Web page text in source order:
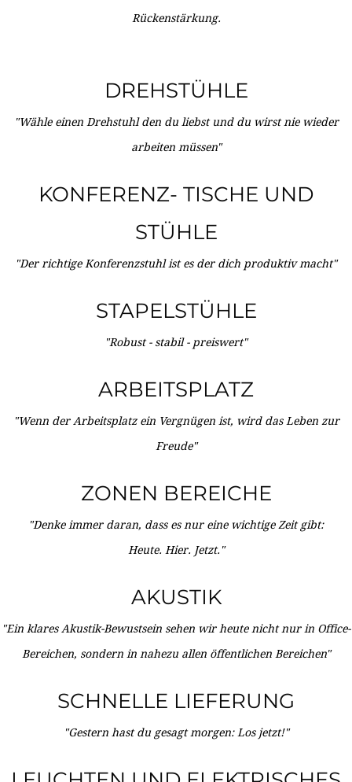
Rückenstärkung.
DREHSTÜHLE
"Wähle einen Drehstuhl den du liebst und du wirst nie wieder
arbeiten müssen"
KONFERENZ- TISCHE UND
STÜHLE
"Der richtige Konferenzstuhl ist es der dich produktiv macht"
STAPELSTÜHLE
"Robust - stabil - preiswert"
ARBEITSPLATZ
"Wenn der Arbeitsplatz ein Vergnügen ist, wird das Leben zur
Freude"
ZONEN BEREICHE
"Denke immer daran, dass es nur eine wichtige Zeit gibt:
Heute. Hier. Jetzt."
AKUSTIK
"Ein klares Akustik-Bewustsein sehen wir heute nicht nur in Office-
Bereichen, sondern in nahezu allen öffentlichen Bereichen"
SCHNELLE LIEFERUNG
"Gestern hast du gesagt morgen: Los jetzt!"